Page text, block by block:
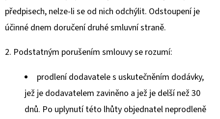
předpisech, nelze-li se od nich odchýlit. Odstoupení je
účinné dnem doručení druhé smluvní straně.
2. Podstatným porušením smlouvy se rozumí:
prodlení dodavatele s uskutečněním dodávky,
jež je dodavatelem zaviněno a jež je delší než 30
dnů. Po uplynutí této lhůty objednatel neprodleně